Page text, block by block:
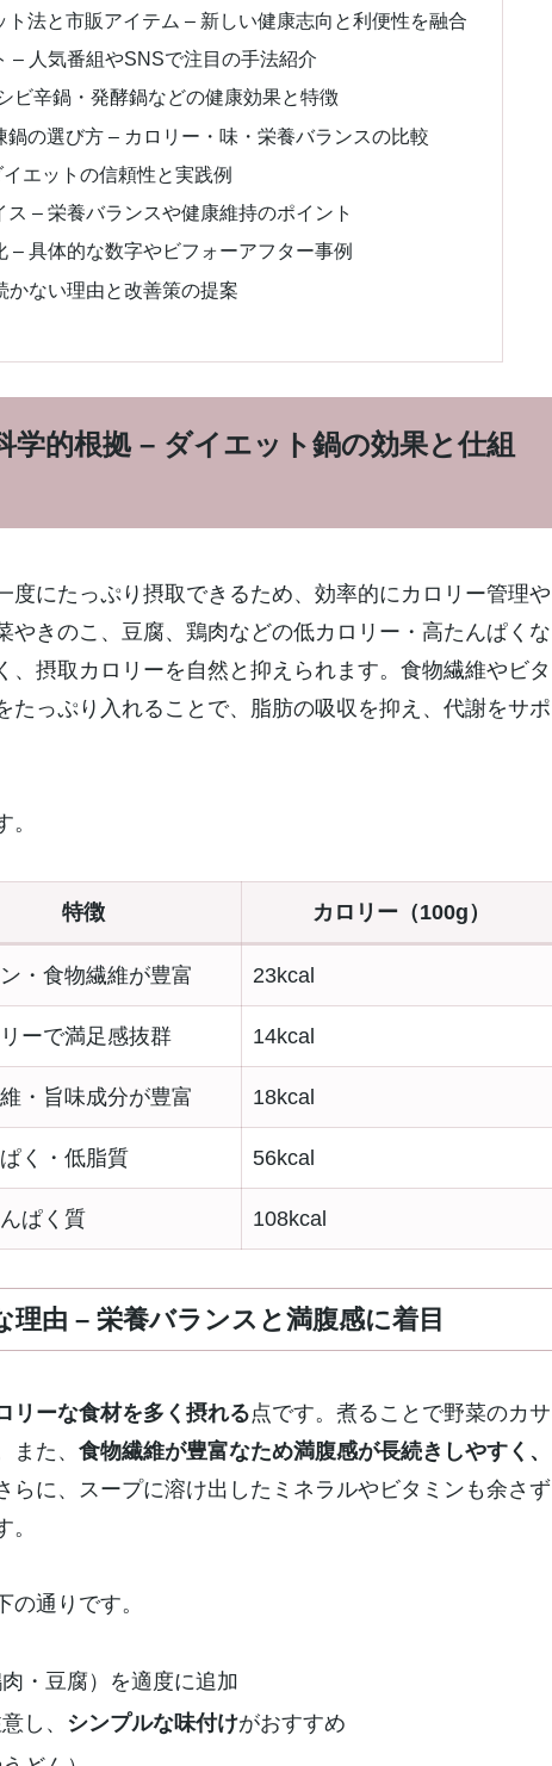
法と市販アイテム – 新しい健康志向と利便性を融合
– 人気番組やSNSで注目の手法紹介
ビ辛鍋・発酵鍋などの健康効果と特徴
の選び方 – カロリー・味・栄養バランスの比較
エットの信頼性と実践例
– 栄養バランスや健康維持のポイント
– 具体的な数字やビフォーアフター事例
かない理由と改善策の提案
的根拠 – ダイエット鍋の効果と仕組
度にたっぷり摂取できるため、効率的にカロリー管理や
やきのこ、豆腐、鶏肉などの低カロリー・高たんぱくな
摂取カロリーを自然と抑えられます。食物繊維やビタ
たっぷり入れることで、脂肪の吸収を抑え、代謝をサポ
特徴 カロリー（100g）
・食物繊維が豊富 23kcal
ーで満足感抜群 14kcal
・旨味成分が豊富 18kcal
く・低脂質 56kcal
ぱく質 108kcal
由 – 栄養バランスと満腹感に着目
リーな食材を多く摂れる点です。煮ることで野菜のカサ
た、 食物繊維が豊富なため満腹感が長続きしやすく、
らに、スープに溶け出したミネラルやビタミンも余さず
通りです。
・豆腐）を適度に追加
し、
シンプルな味付けがおすすめ